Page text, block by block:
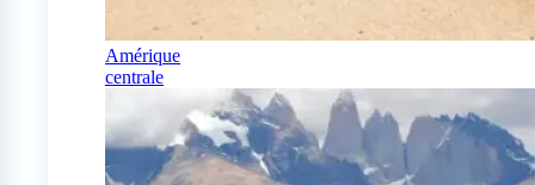
Amérique
centrale